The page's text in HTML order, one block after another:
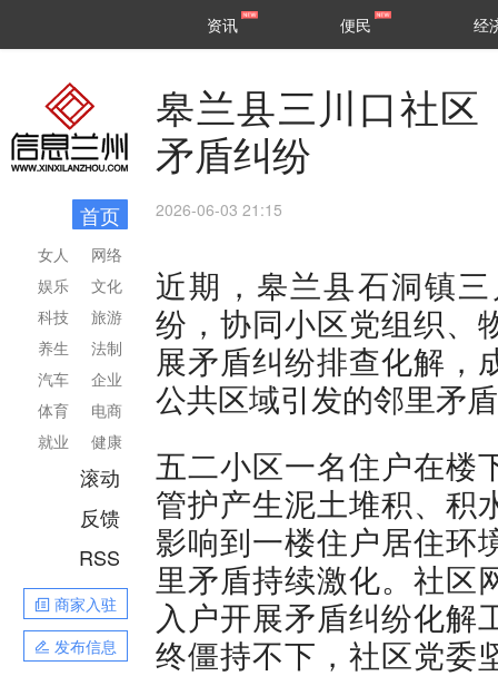
区县
资讯 便民 经
首页
网络
文化
旅游
法制
企业
电商
健康
女人
娱乐
科技
养生
汽车
体育
就业
滚动
反馈
RSS
商家入驻
发布信息
皋兰县三川口社
矛盾纠纷
2026-06-03 21:15
近期，皋兰县石洞镇
纷，协同小区党组织、
展矛盾纠纷排查化解，
公共区域引发的邻里矛
五二小区一名住户在楼
管护产生泥土堆积、积
影响到一楼住户居住环
里矛盾持续激化。社区
入户开展矛盾纠纷化解
终僵持不下，社区党委